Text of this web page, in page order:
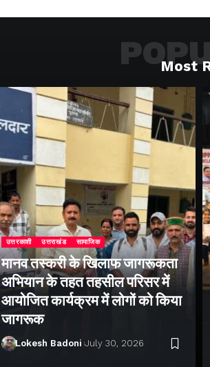
Most
उत्तरकाशी उत्तराखंड सामाजिक
मानव तस्करी के खिलाफ जागरूकता
अभियान के तहत तहसील परिसर में
आयोजित कार्यक्रम में लोगों को किया
जागरूक
Lokesh Badoni July 30, 2026